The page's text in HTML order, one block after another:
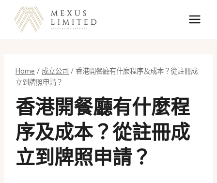
content
Home / 成立公司 / 香港開餐廳有什麼程序及成本？從註冊成
立到牌照申請？
香港開餐廳有什麼程
序及成本？從註冊成
立到牌照申請？